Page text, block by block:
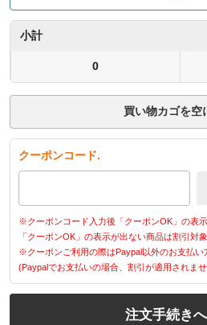
小計
0
買い物カゴを空
クーポンコード.
※クーポンコード入力後「クーポンOK」の表
「クーポンOK」の表示が出ない商品は割引対象
※クーポンご利用の際はPaypal以外のお支払い
(Paypalでお支払いの場合、割引が適用されま
注文手続き